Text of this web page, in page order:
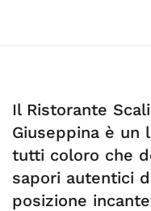
Il Ristorante
Giuseppina è un
tutti coloro che
sapori autentici
posizione